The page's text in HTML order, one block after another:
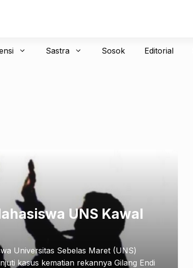
Sastra Sosok Editorial
UNS Kawal
Universitas Sebelas Maret (UNS)
kasus kematian rekannya Gilang Endi